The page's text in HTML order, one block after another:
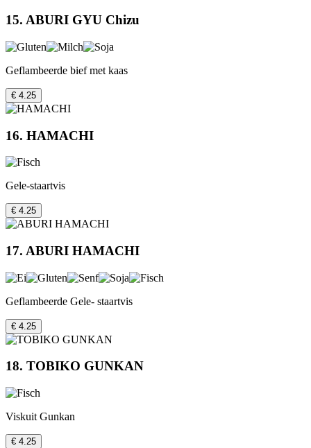
15. ABURI GYU Chizu
Geflambeerde bief met kaas
€ 4.25
16. HAMACHI
Gele-staartvis
€ 4.25
17. ABURI HAMACHI
Geflambeerde Gele- staartvis
€ 4.25
18. TOBIKO GUNKAN
Viskuit Gunkan
€ 4.25